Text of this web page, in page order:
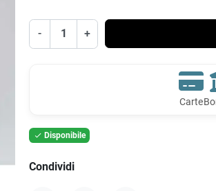
- +
Carte
 Disponibile
Condividi